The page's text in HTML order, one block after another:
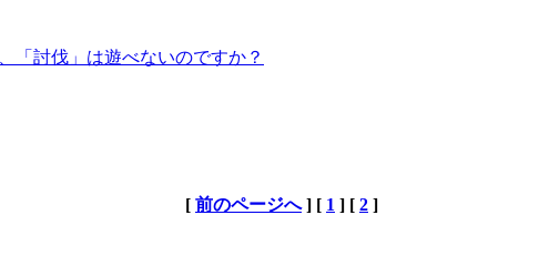
「討伐」は遊べないのですか？
[ 前のページへ] [ 1 ] [ 2 ]